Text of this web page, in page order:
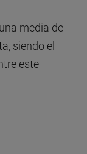
media de
siendo el
este